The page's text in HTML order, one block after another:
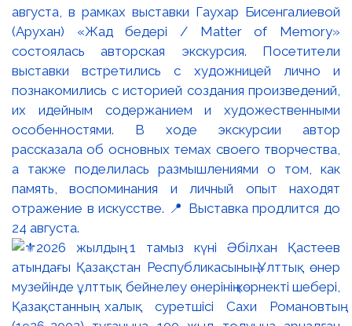
августа, в рамках выставки Гаухар Бисенгалиевой
(Арухан) «Жад бедері / Matter of Memory»
состоялась авторская экскурсия. Посетители
выставки встретились с художницей лично и
познакомились с историей создания произведений,
их идейным содержанием и художественными
особенностями. В ходе экскурсии автор
рассказала об основных темах своего творчества,
а также поделилась размышлениями о том, как
память, воспоминания и личный опыт находят
отражение в искусстве. 📍 Выставка продлится до
24 августа.